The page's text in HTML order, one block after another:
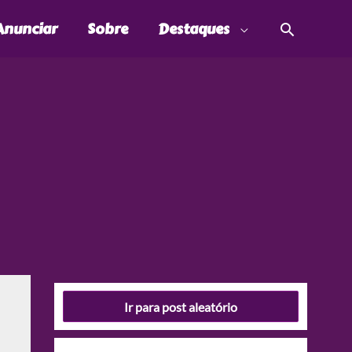
Sobre Destaques
Ir para post aleatório